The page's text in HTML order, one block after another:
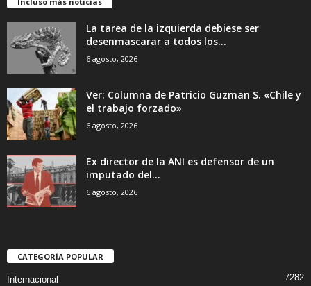
La tarea de la izquierda debiese ser
desenmascarar a todos los...
6 agosto, 2026
Ver: Columna de Patricio Guzman S. «Chile y
el trabajo forzado»
6 agosto, 2026
Ex director de la ANI es defensor de un
imputado del...
6 agosto, 2026
CATEGORÍA POPULAR
Internacional 7282